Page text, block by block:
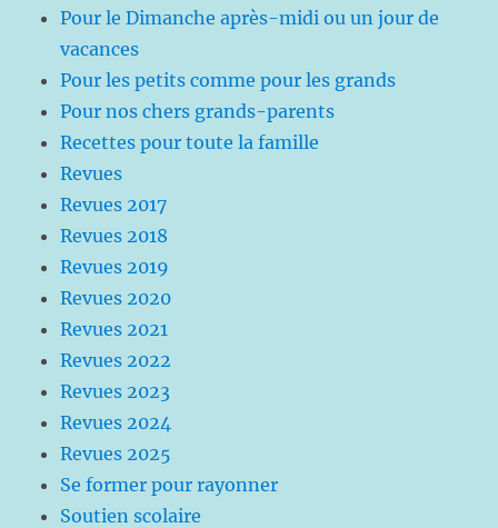
Pour le Dimanche après-midi ou un jour de
vacances
Pour les petits comme pour les grands
Pour nos chers grands-parents
Recettes pour toute la famille
Revues
Revues 2017
Revues 2018
Revues 2019
Revues 2020
Revues 2021
Revues 2022
Revues 2023
Revues 2024
Revues 2025
Se former pour rayonner
Soutien scolaire